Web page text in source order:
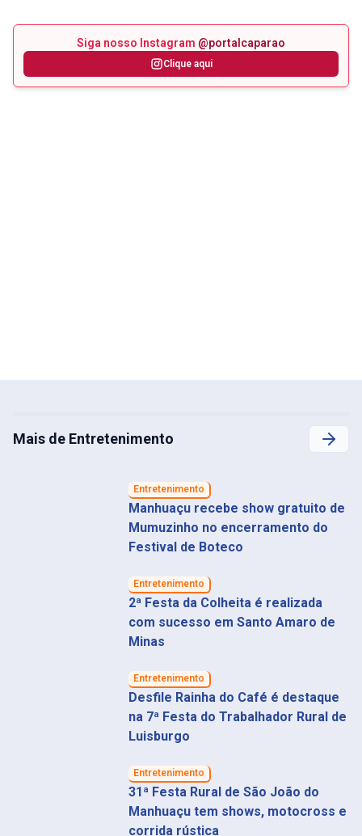
Siga nosso Instagram @portalcaparao
Clique aqui
Mais de Entretenimento
Entretenimento
Manhuaçu recebe show gratuito de
Mumuzinho no encerramento do
Festival de Boteco
Entretenimento
2ª Festa da Colheita é realizada
com sucesso em Santo Amaro de
Minas
Entretenimento
Desfile Rainha do Café é destaque
na 7ª Festa do Trabalhador Rural de
Luisburgo
Entretenimento
31ª Festa Rural de São João do
Manhuaçu tem shows, motocross e
corrida rústica